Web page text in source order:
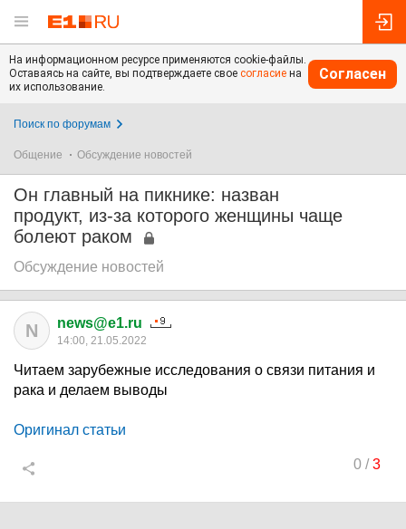
На информационном ресурсе применяются cookie-файлы.
Оставаясь на сайте, вы подтверждаете свое согласие на
их использование.
Согласен
Поиск по форумам
Общение Обсуждение новостей
Он главный на пикнике: назван
продукт, из-за которого женщины чаще
болеют раком
Обсуждение новостей
N news@e1.ru
14:00, 21.05.2022
Читаем зарубежные исследования о связи питания и
рака и делаем выводы
Оригинал статьи
0/3